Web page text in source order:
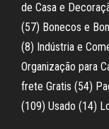
de Casa e
(57) Bonecos e
(8) Indústria e
Organização para
frete Gratis (54)
(109) Usado (14)